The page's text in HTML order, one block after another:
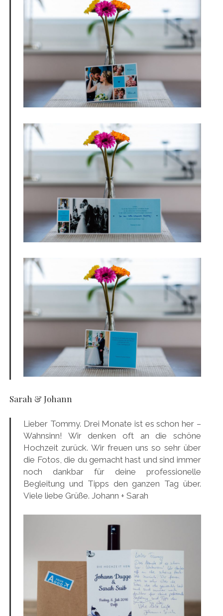
Sarah & Johann
Lieber Tommy. Drei Monate ist es schon her –
Wahnsinn! Wir denken oft an die schöne
Hochzeit zurück. Wir freuen uns so sehr über
die Fotos, die du gemacht hast und sind immer
noch dankbar für deine professionelle
Begleitung und Tipps den ganzen Tag über.
Viele liebe Grüße. Johann + Sarah